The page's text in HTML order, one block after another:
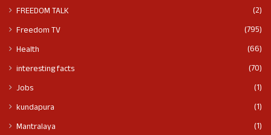
FREEDOM TALK
(2)
Freedom TV
(795)
Health
(66)
interesting facts
(70)
Jobs
(1)
kundapura
(1)
Mantralaya
(1)